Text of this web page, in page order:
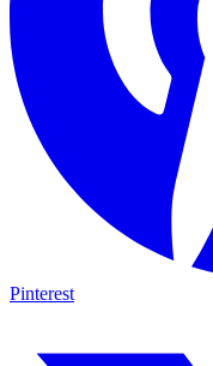
Pinterest